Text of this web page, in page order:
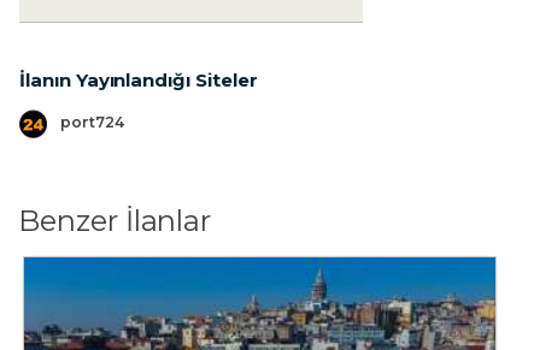
İlanın Yayınlandığı Siteler
port724
Benzer İlanlar